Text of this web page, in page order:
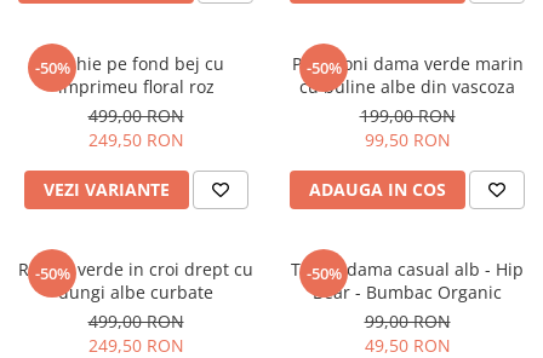
-50%
Rochie pe fond bej cu
imprimeu floral roz
499,00 RON
249,50 RON
VEZI VARIANTE
-50%
Pantaloni dama verde marin
cu buline albe din vascoza
199,00 RON
99,50 RON
ADAUGA IN COS
-50%
Rochie verde in croi drept cu
dungi albe curbate
499,00 RON
249,50 RON
-50%
Tricou dama casual alb - Hip
Bear - Bumbac Organic
99,00 RON
49,50 RON